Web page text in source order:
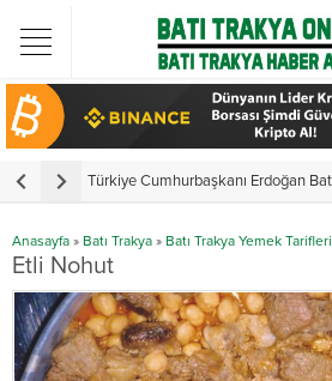
Anasayfa » Batı Trakya » Batı Trakya Yemek Tarifleri
Etli Nohut